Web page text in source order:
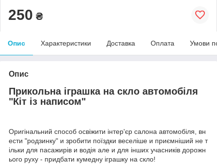
250 ₴
Опис Характеристики Доставка Оплата Умови
Опис
Прикольна іграшка на скло автомобіля
"Кіт із написом"
Оригінальний способ освіжити інтер'єр салона автомобіля, вн
ести "родзинку" и зробити поїздки веселіше и приємніший не т
ільки для пасажирів и водія але и для інших учасників дорожн
ього руху - придбати кумедну іграшку на скло!